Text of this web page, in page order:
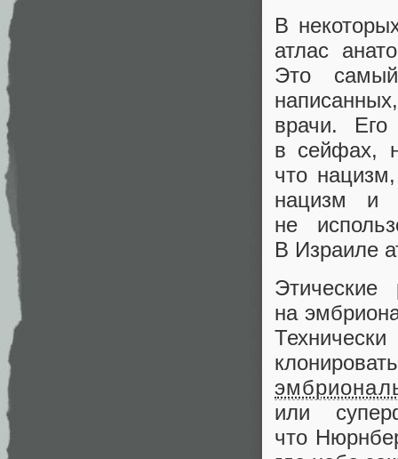
В
атлас
Это
врачи.
в сейфах,
что
нацизм и
не
В Израиле
на
или
что